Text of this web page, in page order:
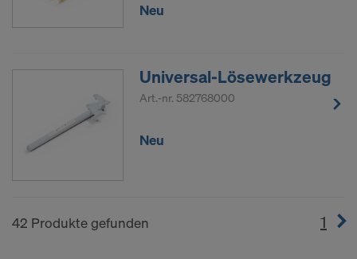
Neu
Universal-Lösewerkzeug
Art.-nr. 582768000
Neu
42 Produkte gefunden 1